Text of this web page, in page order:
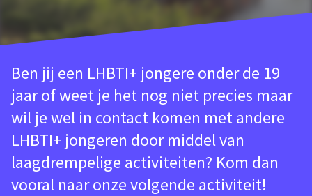
Ben jij een LHBTI+ jongere onder de 19
jaar of weet je het nog niet precies maar
wil je wel in contact komen met andere
LHBTI+ jongeren door middel van
laagdrempelige activiteiten? Kom dan
vooral naar onze volgende activiteit!